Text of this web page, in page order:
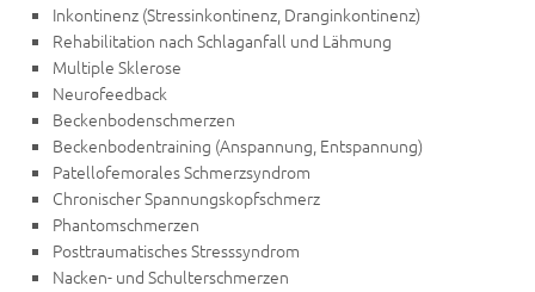
Inkontinenz (Stressinkontinenz, Dranginkontinenz)
Rehabilitation nach Schlaganfall und Lähmung
Multiple Sklerose
Neurofeedback
Beckenbodenschmerzen
Beckenbodentraining (Anspannung, Entspannung)
Patellofemorales Schmerzsyndrom
Chronischer Spannungskopfschmerz
Phantomschmerzen
Posttraumatisches Stresssyndrom
Nacken- und Schulterschmerzen